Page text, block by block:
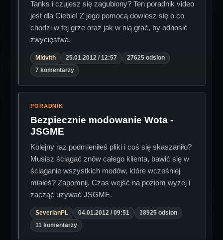
Tanks i czujesz się zagubiony? Ten poradnik video
jest dla Ciebie! Z jego pomocą dowiesz się o co
chodzi w tej grze oraz jak w nią grać, by odnosić
zwycięstwa.
Midvith 25.01.2012 / 12:57
27625 odslon
7 komentarzy
PORADNIK
Bezpiecznie modowanie Wota -
JSGME
Kolejny raz podmieniłeś pliki i coś się skaszaniło?
Musisz ściągać znów całego klienta, bawić się w
ściąganie wszystkich modów, które wcześniej
miałeś? Zapomnij. Czas wejść na poziom wyżej i
zacząć używać JSGME.
SeverianPL 04.01.2012 / 09:51
38925 odslon
11 komentarzy